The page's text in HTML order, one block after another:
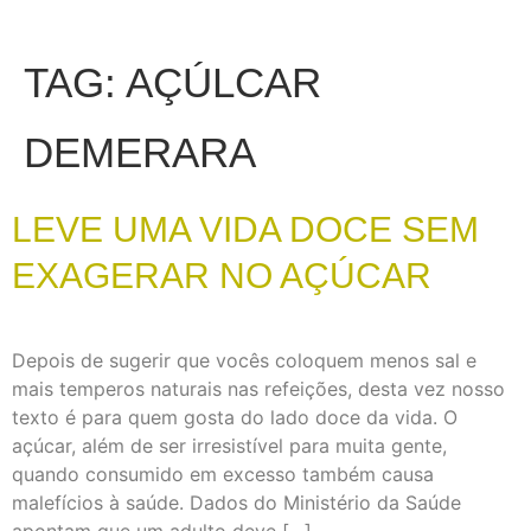
TAG: AÇÚLCAR
DEMERARA
LEVE UMA VIDA DOCE SEM
EXAGERAR NO AÇÚCAR
Depois de sugerir que vocês coloquem menos sal e
mais temperos naturais nas refeições, desta vez nosso
texto é para quem gosta do lado doce da vida. O
açúcar, além de ser irresistível para muita gente,
quando consumido em excesso também causa
malefícios à saúde. Dados do Ministério da Saúde